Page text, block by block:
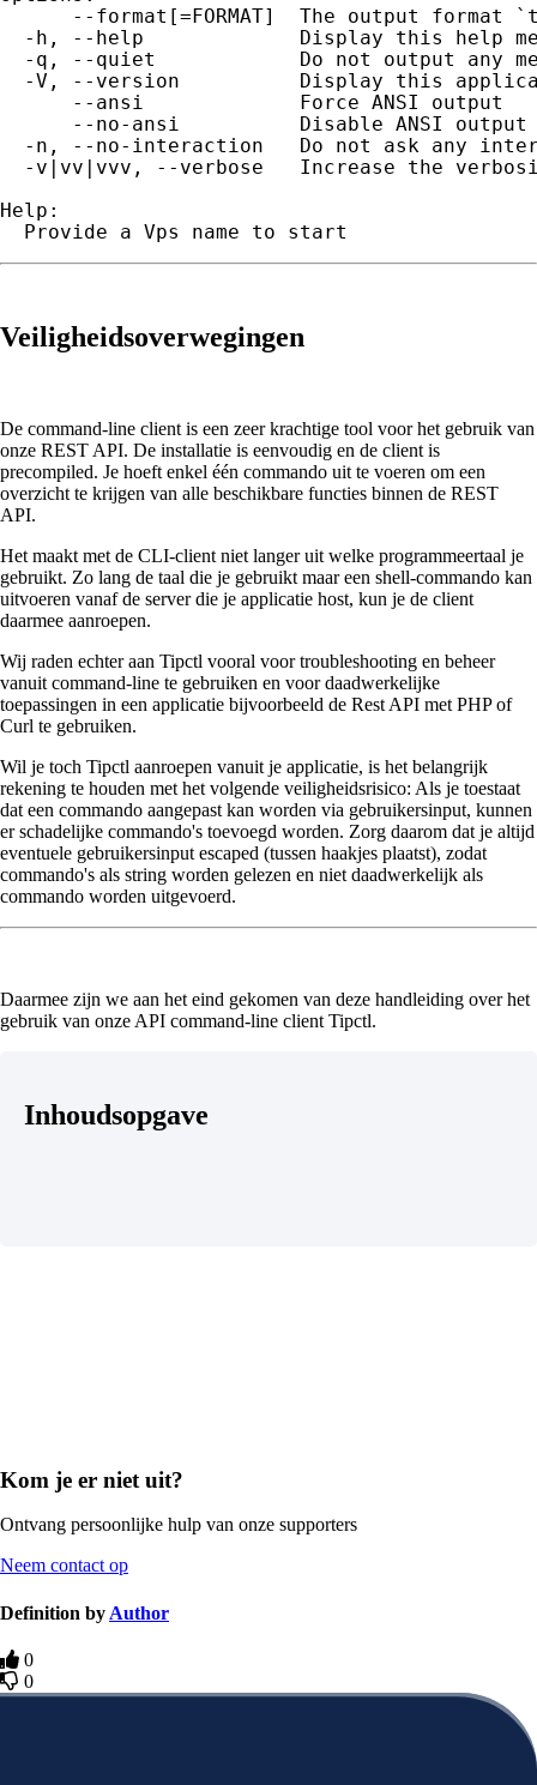
--format[=FORMAT]  The output
-h, --help             Display this help
-q, --quiet            Do not output any
-V, --version          Display this
--ansi             Force ANSI output
--no-ansi          Disable ANSI output
-n, --no-interaction   Do not ask any
-v|vv|vvv, --verbose   Increase the
Help:
Provide a Vps name to start
Veiligheidsoverwegingen
De command-line client is een zeer krachtige tool voor het gebruik van
onze REST API. De installatie is eenvoudig en de client is
precompiled. Je hoeft enkel één commando uit te voeren om een
overzicht te krijgen van alle beschikbare functies binnen de REST
API.
Het maakt met de CLI-client niet langer uit welke programmeertaal je
gebruikt. Zo lang de taal die je gebruikt maar een shell-commando kan
uitvoeren vanaf de server die je applicatie host, kun je de client
daarmee aanroepen.
Wij raden echter aan Tipctl vooral voor troubleshooting en beheer
vanuit command-line te gebruiken en voor daadwerkelijke
toepassingen in een applicatie bijvoorbeeld de Rest API met PHP of
Curl te gebruiken.
Wil je toch Tipctl aanroepen vanuit je applicatie, is het belangrijk
rekening te houden met het volgende veiligheidsrisico: Als je toestaat
dat een commando aangepast kan worden via gebruikersinput, kunnen
er schadelijke commando's toevoegd worden. Zorg daarom dat je altijd
eventuele gebruikersinput escaped (tussen haakjes plaatst), zodat
commando's als string worden gelezen en niet daadwerkelijk als
commando worden uitgevoerd.
Daarmee zijn we aan het eind gekomen van deze handleiding over het
gebruik van onze API command-line client Tipctl.
Inhoudsopgave
Kom je er niet uit?
Ontvang persoonlijke hulp van onze supporters
Neem contact op
Definition by Author
0
0